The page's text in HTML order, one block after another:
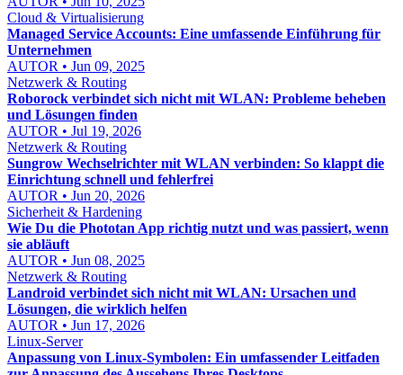
Cloud & Virtualisierung
Managed Service Accounts: Eine umfassende Einführung für
Unternehmen
AUTOR • Jun 09, 2025
Netzwerk & Routing
Roborock verbindet sich nicht mit WLAN: Probleme beheben
und Lösungen finden
AUTOR • Jul 19, 2026
Netzwerk & Routing
Sungrow Wechselrichter mit WLAN verbinden: So klappt die
Einrichtung schnell und fehlerfrei
AUTOR • Jun 20, 2026
Sicherheit & Hardening
Wie Du die Phototan App richtig nutzt und was passiert, wenn
sie abläuft
AUTOR • Jun 08, 2025
Netzwerk & Routing
Landroid verbindet sich nicht mit WLAN: Ursachen und
Lösungen, die wirklich helfen
AUTOR • Jun 17, 2026
Linux-Server
Anpassung von Linux-Symbolen: Ein umfassender Leitfaden